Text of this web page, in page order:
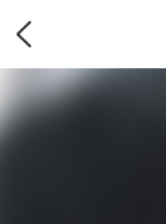
Opens in a new tab